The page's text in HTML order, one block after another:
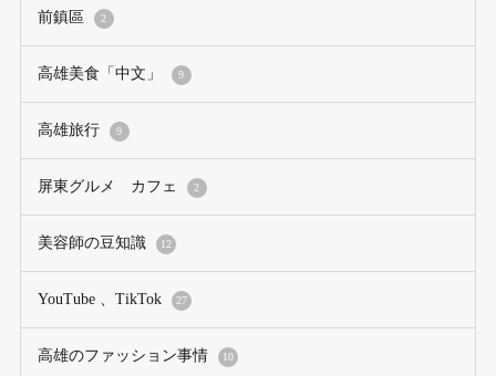
前鎮區 2
高雄美食「中文」 9
高雄旅行 9
屏東グルメ カフェ 2
美容師の豆知識 12
YouTube 、TikTok 27
高雄のファッション事情 10